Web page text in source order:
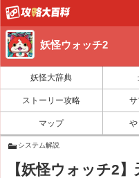
妖怪ウォッチ2
妖怪大辞典
ストーリー攻略 サ
マップ
システム解説
【妖怪ウォッチ2